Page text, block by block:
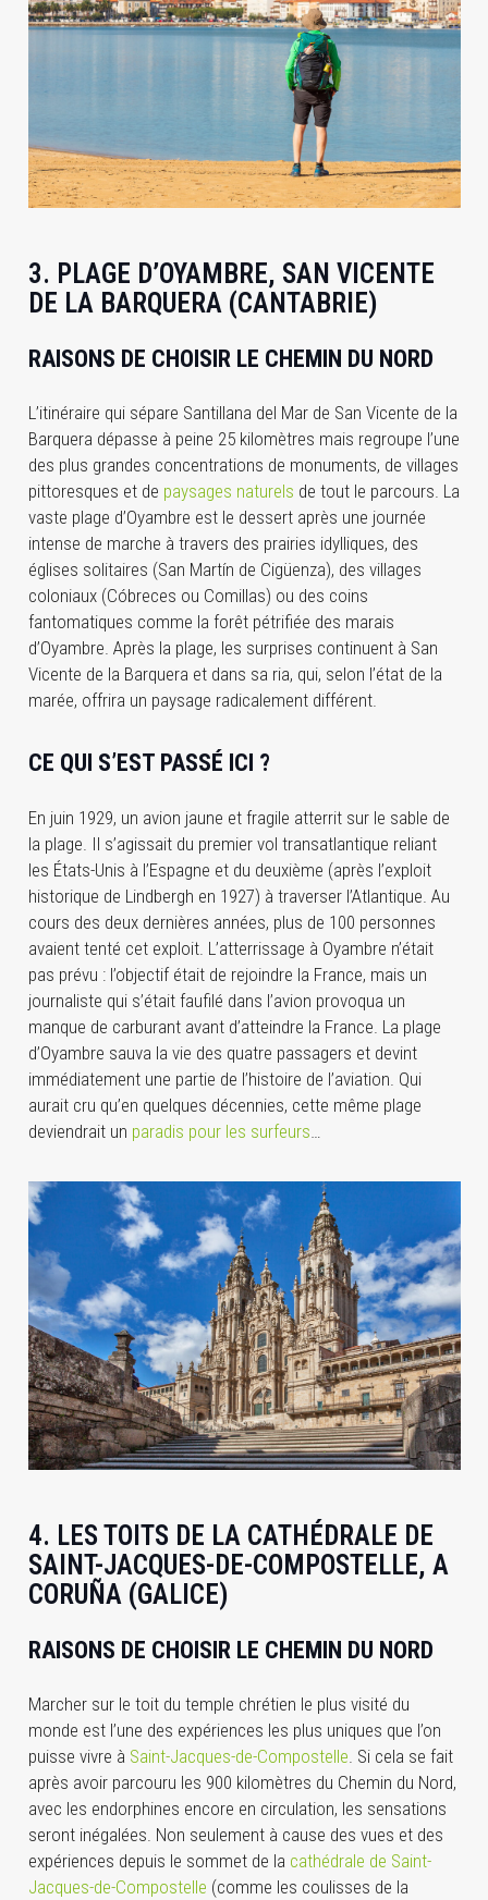
3. PLAGE D’OYAMBRE, SAN VICENTE
DE LA BARQUERA (CANTABRIE)
RAISONS DE CHOISIR LE CHEMIN DU NORD
L’itinéraire qui sépare Santillana del Mar de San Vicente de la
Barquera dépasse à peine 25 kilomètres mais regroupe l’une
des plus grandes concentrations de monuments, de villages
pittoresques et de paysages naturels de tout le parcours. La
vaste plage d’Oyambre est le dessert après une journée
intense de marche à travers des prairies idylliques, des
églises solitaires (San Martín de Cigüenza), des villages
coloniaux (Cóbreces ou Comillas) ou des coins
fantomatiques comme la forêt pétrifiée des marais
d’Oyambre. Après la plage, les surprises continuent à San
Vicente de la Barquera et dans sa ria, qui, selon l’état de la
marée, offrira un paysage radicalement différent.
CE QUI S’EST PASSÉ ICI ?
En juin 1929, un avion jaune et fragile atterrit sur le sable de
la plage. Il s’agissait du premier vol transatlantique reliant
les États-Unis à l’Espagne et du deuxième (après l’exploit
historique de Lindbergh en 1927) à traverser l’Atlantique. Au
cours des deux dernières années, plus de 100 personnes
avaient tenté cet exploit. L’atterrissage à Oyambre n’était
pas prévu : l’objectif était de rejoindre la France, mais un
journaliste qui s’était faufilé dans l’avion provoqua un
manque de carburant avant d’atteindre la France. La plage
d’Oyambre sauva la vie des quatre passagers et devint
immédiatement une partie de l’histoire de l’aviation. Qui
aurait cru qu’en quelques décennies, cette même plage
deviendrait un paradis pour les surfeurs
4. LES TOITS DE LA CATHÉDRALE DE
SAINT-JACQUES-DE-COMPOSTELLE, A
CORUÑA (GALICE)
RAISONS DE CHOISIR LE CHEMIN DU NORD
Marcher sur le toit du temple chrétien le plus visité du
monde est l’une des expériences les plus uniques que l’on
puisse vivre à Saint-Jacques-de-Compostelle. Si cela se fait
après avoir parcouru les 900 kilomètres du Chemin du Nord,
avec les endorphines encore en circulation, les sensations
seront inégalées. Non seulement à cause des vues et des
expériences depuis le sommet de la cathédrale de Saint-
Jacques-de-Compostelle (comme les coulisses de la